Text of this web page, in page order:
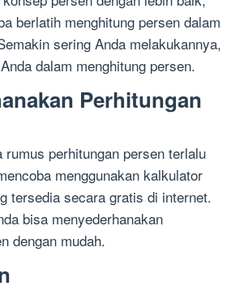
berlatih menghitung persen dalam
sering Anda melakukannya,
dalam menghitung persen.
Perhitungan
perhitungan persen terlalu
menggunakan kalkulator
tersedia secara gratis di internet.
bisa menyederhanakan
dengan mudah.